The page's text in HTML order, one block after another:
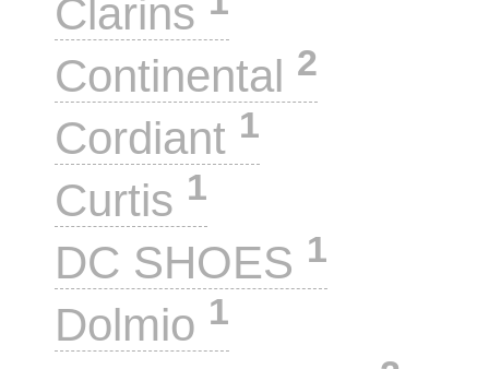
Clarins
Continental 2
Cordiant 1
Curtis 1
DC SHOES 1
Dolmio 1